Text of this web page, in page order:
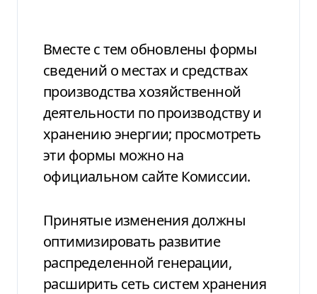
Вместе с тем обновлены формы
сведений о местах и средствах
производства хозяйственной
деятельности по производству и
хранению энергии; просмотреть
эти формы можно на
официальном сайте Комиссии.
Принятые изменения должны
оптимизировать развитие
распределенной генерации,
расширить сеть систем хранения